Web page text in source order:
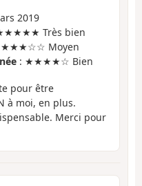
2019
Très bien
★★★☆☆ Moyen
: ★★★★☆ Bien
pour être
à moi, en plus.
Merci pour